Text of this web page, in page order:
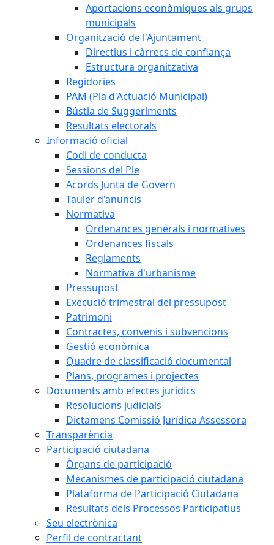
Aportacions econòmiques als grups
municipals
Organització de l'Ajuntament
Directius i càrrecs de confiança
Estructura organitzativa
Regidories
PAM (Pla d'Actuació Municipal)
Bústia de Suggeriments
Resultats electorals
Informació oficial
Codi de conducta
Sessions del Ple
Acords Junta de Govern
Tauler d'anuncis
Normativa
Ordenances generals i normatives
Ordenances fiscals
Reglaments
Normativa d'urbanisme
Pressupost
Execució trimestral del pressupost
Patrimoni
Contractes, convenis i subvencions
Gestió econòmica
Quadre de classificació documental
Plans, programes i projectes
Documents amb efectes jurídics
Resolucions judicials
Dictamens Comissió Jurídica Assessora
Transparència
Participació ciutadana
Òrgans de participació
Mecanismes de participació ciutadana
Plataforma de Participació Ciutadana
Resultats dels Processos Participatius
Seu electrònica
Perfil de contractant